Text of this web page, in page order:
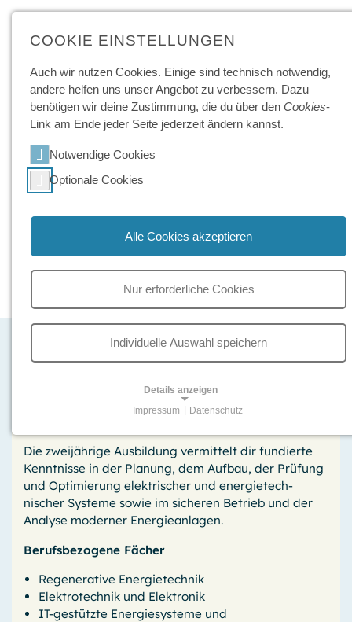
Energietechnische/r
Assistent/in | Erneuerbare
Energien und Energie­
management
Ausbildung
2 Jahre
Die zweijährige Ausbil­dung vermit­telt dir fundierte
Kennt­nisse in der Planung, dem Aufbau, der Prüfung
und Opti­mierung elekt­rischer und energie­tech­
nischer Systeme sowie im sicheren Betrieb und der
Analyse moderner Energie­anlagen.
Berufsbezogene Fächer
Regenerative Energietechnik
Elektrotechnik und Elektronik
IT-gestützte Energie­systeme und
COOKIE EINSTELLUNGEN
Auch wir nutzen Cookies. Einige sind technisch not­wendig,
andere helfen uns unser Angebot zu ver­bessern. Dazu
benötigen wir deine Zu­stimmung, die du über den Cookies-
Link am Ende jeder Seite jeder­zeit ändern kannst.
Notwendige Cookies
Optionale Cookies
Alle Cookies akzeptieren
Nur erforderliche Cookies
Individuelle Auswahl speichern
Details anzeigen
Für grundlegende Funktionen und einwandfreien Betrieb
der Website erforderliche Cookies.
Session-Cookies
Name:
PHPSESSID, PHPSESSLP, fe_typo_user
GPB College gGmbH, Beuthstraße 8, 10117 Berlin
Zweck:
Impressum Datenschutz